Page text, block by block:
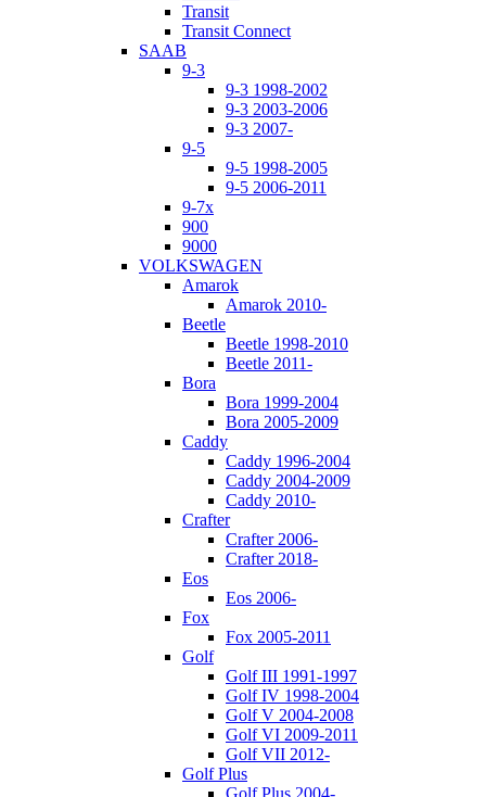
Transit
Transit Connect
SAAB
9-3
9-3 1998-2002
9-3 2003-2006
9-3 2007-
9-5
9-5 1998-2005
9-5 2006-2011
9-7x
900
9000
VOLKSWAGEN
Amarok
Amarok 2010-
Beetle
Beetle 1998-2010
Beetle 2011-
Bora
Bora 1999-2004
Bora 2005-2009
Caddy
Caddy 1996-2004
Caddy 2004-2009
Caddy 2010-
Crafter
Crafter 2006-
Crafter 2018-
Eos
Eos 2006-
Fox
Fox 2005-2011
Golf
Golf III 1991-1997
Golf IV 1998-2004
Golf V 2004-2008
Golf VI 2009-2011
Golf VII 2012-
Golf Plus
Golf Plus 2004-